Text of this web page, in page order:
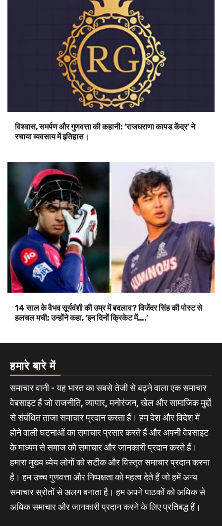
विश्वास, समर्पण और गुणवत्ता की कहानी: ‘राजघराणा कापड केंद्र’ ने
रचाया व्यवसाय में इतिहास।
14 साल के वैभव सूर्यवंशी की उम्र में बदलाव? विजेंदर सिंह की पोस्ट से
हलचल मची; उन्होंने कहा, ‘इन दिनों क्रिकेट में….’
हमारे बारे में
समाचार वानी - यह भारत का सबसे तेजी से बढ़ने वाला एक समाचार
वेबसाइट हैं जो राजनीति, व्यापार, मनोरंजन, खेल और सामाजिक मुद्दों
से संबंधित ताजा समाचार प्रदान करता हैं। हम देश और विदेश में
होने वाली घटनाओं का समाचार प्रसार करते हैं और अपनी वेबसाइट
के माध्यम से समाज को समाचार और जानकारी प्रदान करते हैं।
हमारा मुख्य ध्येय लोगों को सटीक और विस्तृत समाचार प्रदान करना
है। हम उच्च गुणवत्ता और निष्पक्षता को महत्व देते हैं जो हमें अन्य
समाचार स्रोतों से अलग बनाता है। हम अपने पाठकों को अधिक से
अधिक समाचार और जानकारी प्रदान करने के लिए प्रतिबद्ध हैं।